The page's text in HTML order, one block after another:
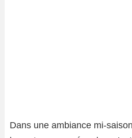
Dans une ambiance mi-